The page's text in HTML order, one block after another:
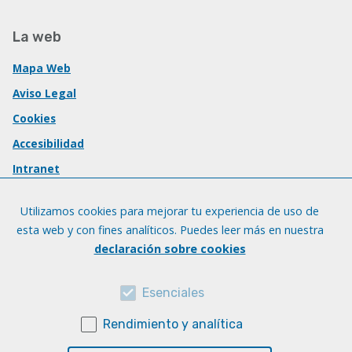
La web
Mapa Web
Aviso Legal
Cookies
Accesibilidad
Intranet
Utilizamos cookies para mejorar tu experiencia de uso de
esta web y con fines analíticos. Puedes leer más en nuestra
declaración sobre cookies
Esenciales
Rendimiento y analítica